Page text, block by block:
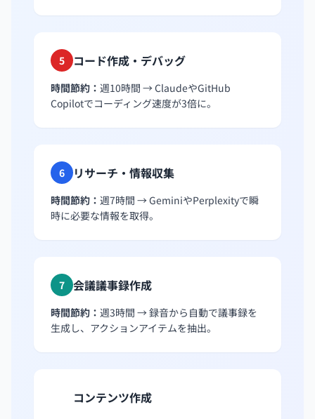
5 コード作成・デバッグ
時間節約： 週10時間 → ClaudeやGitHub
Copilotでコーディング速度が3倍に。
6 リサーチ・情報収集
時間節約： 週7時間 → GeminiやPerplexityで瞬
時に必要な情報を取得。
7 会議議事録作成
時間節約： 週3時間 → 録音から自動で議事録を
生成し、アクションアイテムを抽出。
コンテンツ作成